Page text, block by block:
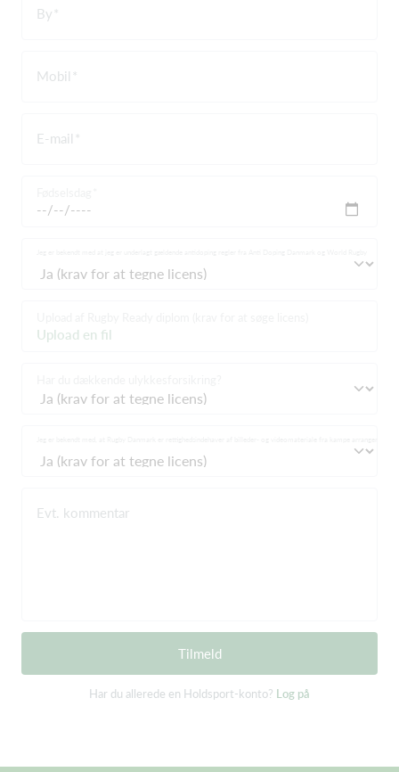
By
Mobil
E-mail
Upload en fil
Evt. kommentar
Tilmeld
Har du allerede en Holdsport-konto? Log på